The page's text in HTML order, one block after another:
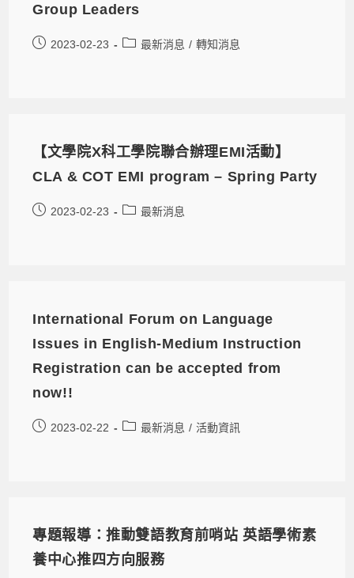
Group Leaders
2023-02-23 最新消息 / 轉知消息
【文學院X科工學院聯合辦理EMI活動】
CLA & COT EMI program – Spring Party
2023-02-23 最新消息
International Forum on Language
Issues in English-Medium Instruction
Registration can be accepted from
now!!
2023-02-22 最新消息 / 活動資訊
專題報導：推動雙語教育前哨站 英語學術素
養中心推四方向服務